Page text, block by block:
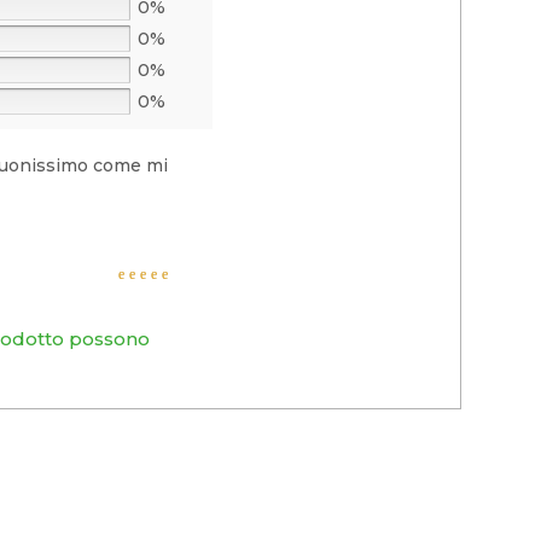
0%
0%
0%
0%
come mi
possono